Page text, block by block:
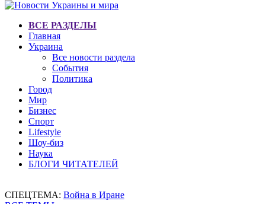
ВСЕ РАЗДЕЛЫ
Главная
Украина
Все новости раздела
События
Политика
Город
Мир
Бизнес
Спорт
Lifestyle
Шоу-биз
Наука
БЛОГИ ЧИТАТЕЛЕЙ
СПЕЦТЕМА: Война в Иране